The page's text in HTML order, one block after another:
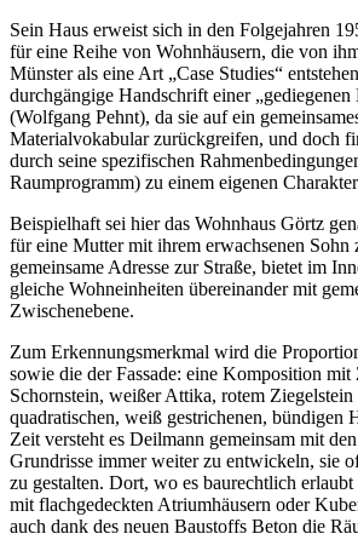
Sein Haus erweist sich in den Folgejahren
für eine Reihe von Wohnhäusern, die von
Münster als eine Art „Case Studies“
durchgängige Handschrift einer „gediegenen
(Wolfgang Pehnt), da sie auf ein
Materialvokabular zurückgreifen, und doch
durch seine spezifischen
Raumprogramm) zu einem eigenen
Beispielhaft sei hier das Wohnhaus Görtz
für eine Mutter mit ihrem erwachsenen Sohn
gemeinsame Adresse zur Straße, bietet im
gleiche Wohneinheiten übereinander mit
Zwischenebene.
Zum Erkennungsmerkmal wird die
sowie die der Fassade: eine Komposition mit
Schornstein, weißer Attika, rotem Ziegelstein
quadratischen, weiß gestrichenen, bündigen
Zeit versteht es Deilmann gemeinsam mit
Grundrisse immer weiter zu entwickeln, sie
zu gestalten. Dort, wo es baurechtlich
mit flachgedeckten Atriumhäusern oder
auch dank des neuen Baustoffs Beton die